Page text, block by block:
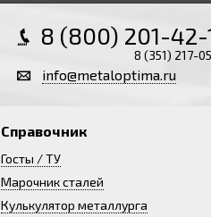
8 (800) 201-42-
8 (351) 217-
info@metaloptima.ru
Справочник
Госты / ТУ
Марочник сталей
Кулькулятор металлурга